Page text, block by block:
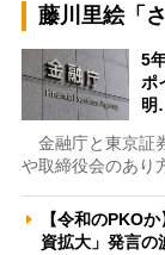
藤川里絵「
5
ポ
金融庁と東京証
や取締役会のあり
【令和のPKO
資拡大」発言